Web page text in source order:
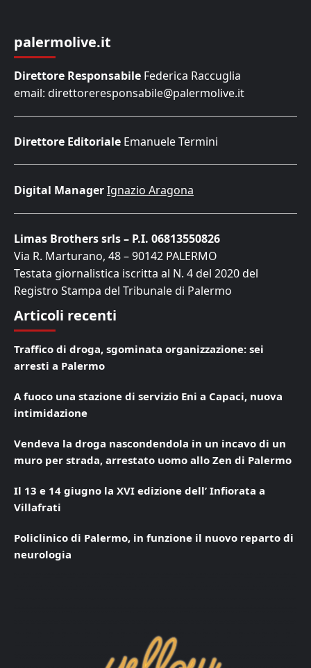
palermolive.it
Direttore Responsabile Federica Raccuglia
email: direttoreresponsabile@palermolive.it
Direttore Editoriale Emanuele Termini
Digital ManagerIgnazio Aragona
Limas Brothers srls – P.I. 06813550826
Via R. Marturano, 48 – 90142 PALERMO
Testata giornalistica iscritta al N. 4 del 2020 del
Registro Stampa del Tribunale di Palermo
Articoli recenti
Traffico di droga, sgominata organizzazione: sei
arresti a Palermo
A fuoco una stazione di servizio Eni a Capaci, nuova
intimidazione
Vendeva la droga nascondendola in un incavo di un
muro per strada, arrestato uomo allo Zen di Palermo
Il 13 e 14 giugno la XVI edizione dell’ Infiorata a
Villafrati
Policlinico di Palermo, in funzione il nuovo reparto di
neurologia